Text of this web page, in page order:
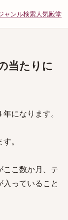
ャンル検索人気殿堂
当たりに
になります。
。
ここ数か月、テ
っていること